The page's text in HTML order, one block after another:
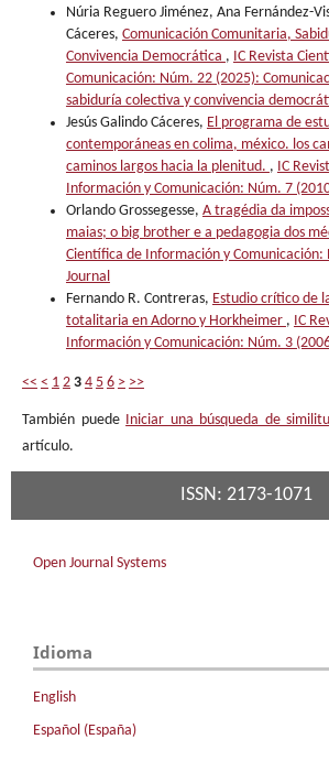
Núria Reguero Jiménez, Ana Fernández-
Cáceres, Comunicación Comunitaria,
Convivencia Democrática , IC Revista
Comunicación: Núm. 22 (2025):
sabiduría colectiva y convivencia
Jesús Galindo Cáceres, El programa de
contemporáneas en colima, méxico. los
caminos largos hacia la plenitud. , IC
Información y Comunicación: Núm. 7
Orlando Grossegesse, A tragédia da
maias; o big brother e a pedagogia dos
Científica de Información y Comunicación:
Journal
Fernando R. Contreras, Estudio crítico de
totalitaria en Adorno y Horkheimer , IC
Información y Comunicación: Núm. 3
<< < 1 2 3 4 5 6 > >>
También puede Iniciar una búsqueda de
artículo.
ISSN: 2173-1071
Open Journal Systems
Idioma
English
Español (España)